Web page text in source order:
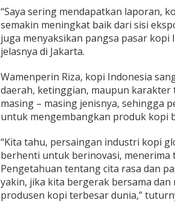
“Saya sering mendapatkan laporan,
semakin meningkat baik dari sisi
juga menyaksikan pangsa pasar kopi
jelasnya di Jakarta.
Wamenperin Riza, kopi Indonesia
daerah, ketinggian, maupun karakter
masing – masing jenisnya, sehingga
untuk mengembangkan produk kopi
“Kita tahu, persaingan industri kopi
berhenti untuk berinovasi,
Pengetahuan tentang cita rasa dan
yakin, jika kita bergerak bersama
produsen kopi terbesar dunia,”